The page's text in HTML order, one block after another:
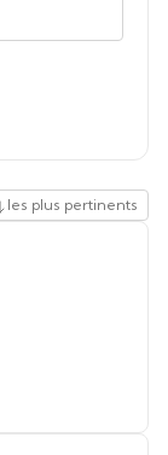
les plus pertinents